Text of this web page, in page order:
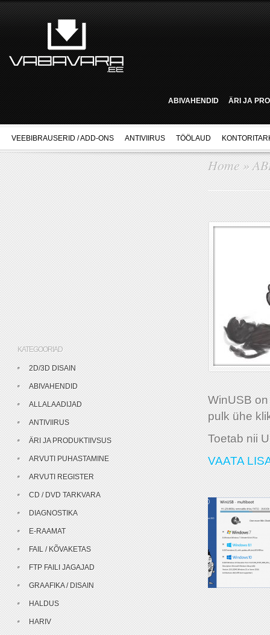
ABIVAHENDID ÄRI JA
VEEBIBRAUSERID / ADD-ONS ANTIVIIRUS TÖÖLAUD
Home »
WinUSB
pulk ühe
Toetab nii
VAATA
KATEGOORIAD
2D/3D DISAIN
ABIVAHENDID
ALLALAADIJAD
ANTIVIIRUS
ÄRI JA PRODUKTIIVSUS
ARVUTI PUHASTAMINE
ARVUTI REGISTER
CD / DVD TARKVARA
DIAGNOSTIKA
E-RAAMAT
FAIL / KÕVAKETAS
FTP FAILI JAGAJAD
GRAAFIKA / DISAIN
HALDUS
HARIV